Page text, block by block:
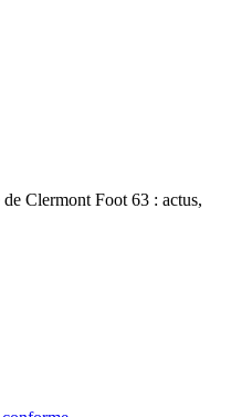
Clermont Foot 63 : actus,